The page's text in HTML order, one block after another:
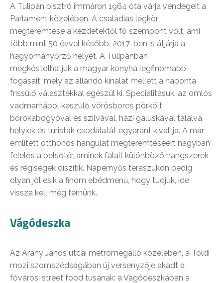
A Tulipán bisztró immáron 1964 óta várja vendégeit a
Parlament közelében. A családias légkör
megteremtése a kezdetektől fő szempont volt, ami
több mint 50 évvel később, 2017-ben is átjárja a
hagyományőrző helyet. A Tulipánban
megkóstolhatjuk a magyar konyha legfinomabb
fogásait, mely az állandó kínálat mellett a naponta
frissülő választékkal egészül ki. Specialitásuk, az omlós
vadmarhából készülő vörösboros pörkölt,
borókabogyóval és szilvával, házi galuskával tálalva
helyiek és turisták csodálatát egyaránt kiváltja. A már
említett otthonos hangulat megteremtéséért nagyban
felelős a belsőtér, aminek falait különböző hangszerek
és régiségek díszítik. Napernyős teraszukon pedig
olyan jól esik a finom ebédmenü, hogy tudjuk, ide
vissza kell még térnünk.
Vágódeszka
Az Arany János utcai metrómegálló közelében, a Toldi
mozi szomszédságában új versenyzője akadt a
fővárosi street food tusának: a Vágódeszkában a